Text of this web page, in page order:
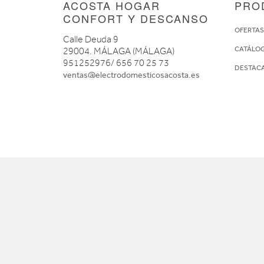
ACOSTA HOGAR
CONFORT Y DESCANSO
Calle Deuda 9
29004. MÁLAGA (MÁLAGA)
951252976/ 656 70 25 73
ventas@electrodomesticosacosta.es
OFERTAS